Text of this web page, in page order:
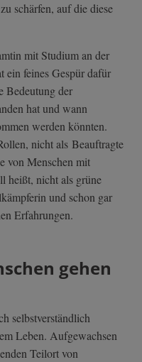
schärfen, auf die diese
mit Studium an der
ein feines Gespür dafür
Bedeutung der
hat und wann
werden könnten.
nicht als Beauftragte
von Menschen mit
heißt, nicht als grüne
und schon gar
Erfahrungen.
gehen
selbstverständlich
Leben. Aufgewachsen
Teilort von